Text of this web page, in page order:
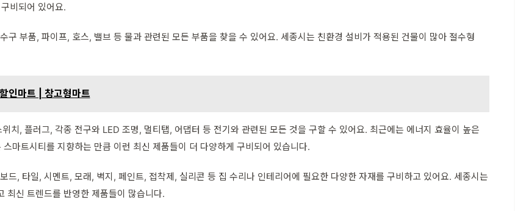
비되어 있어요.
부품, 파이프, 호스, 밸브 등 물과 관련된 모든 부품을 찾을 수 있어요. 세종시는 친환경 설비가 적용된 건물이 많아 절수형
인마트 | 창고형마트
치, 플러그, 각종 전구와 LED 조명, 멀티탭, 어댑터 등 전기와 관련된 모든 것을 구할 수 있어요. 최근에는 에너지 효율이 높은
마트시티를 지향하는 만큼 이런 최신 제품들이 더 다양하게 구비되어 있습니다.
, 타일, 시멘트, 모래, 벽지, 페인트, 접착제, 실리콘 등 집 수리나 인테리어에 필요한 다양한 자재를 구비하고 있어요. 세종시는
최신 트렌드를 반영한 제품들이 많습니다.